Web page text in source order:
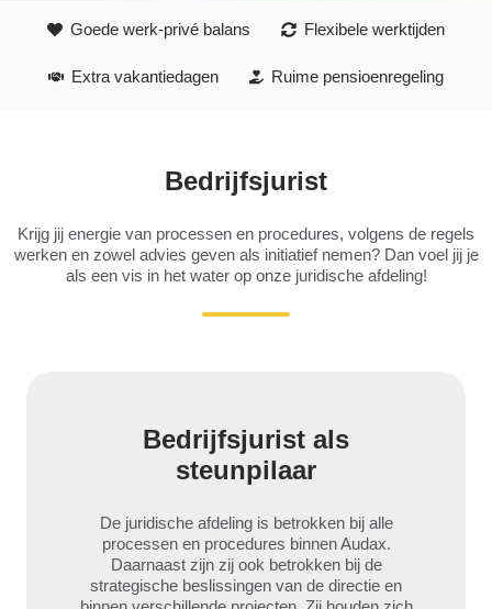
Goede werk-privé balans Flexibele werktijden
Extra vakantiedagen Ruime pensioenregeling
Bedrijfsjurist
Krijg jij energie van processen en procedures, volgens de regels
werken en zowel advies geven als initiatief nemen? Dan voel jij je
als een vis in het water op onze juridische afdeling!
Bedrijfsjurist als
steunpilaar
De juridische afdeling is betrokken bij alle
processen en procedures binnen Audax.
Daarnaast zijn zij ook betrokken bij de
strategische beslissingen van de directie en